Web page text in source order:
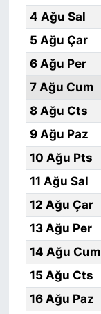
4 Ağu Sal
5 Ağu Çar
6 Ağu Per
7 Ağu Cum
8 Ağu Cts
9 Ağu Paz
10 Ağu Pts
11 Ağu Sal
12 Ağu Çar
13 Ağu Per
14 Ağu Cum
15 Ağu Cts
16 Ağu Paz